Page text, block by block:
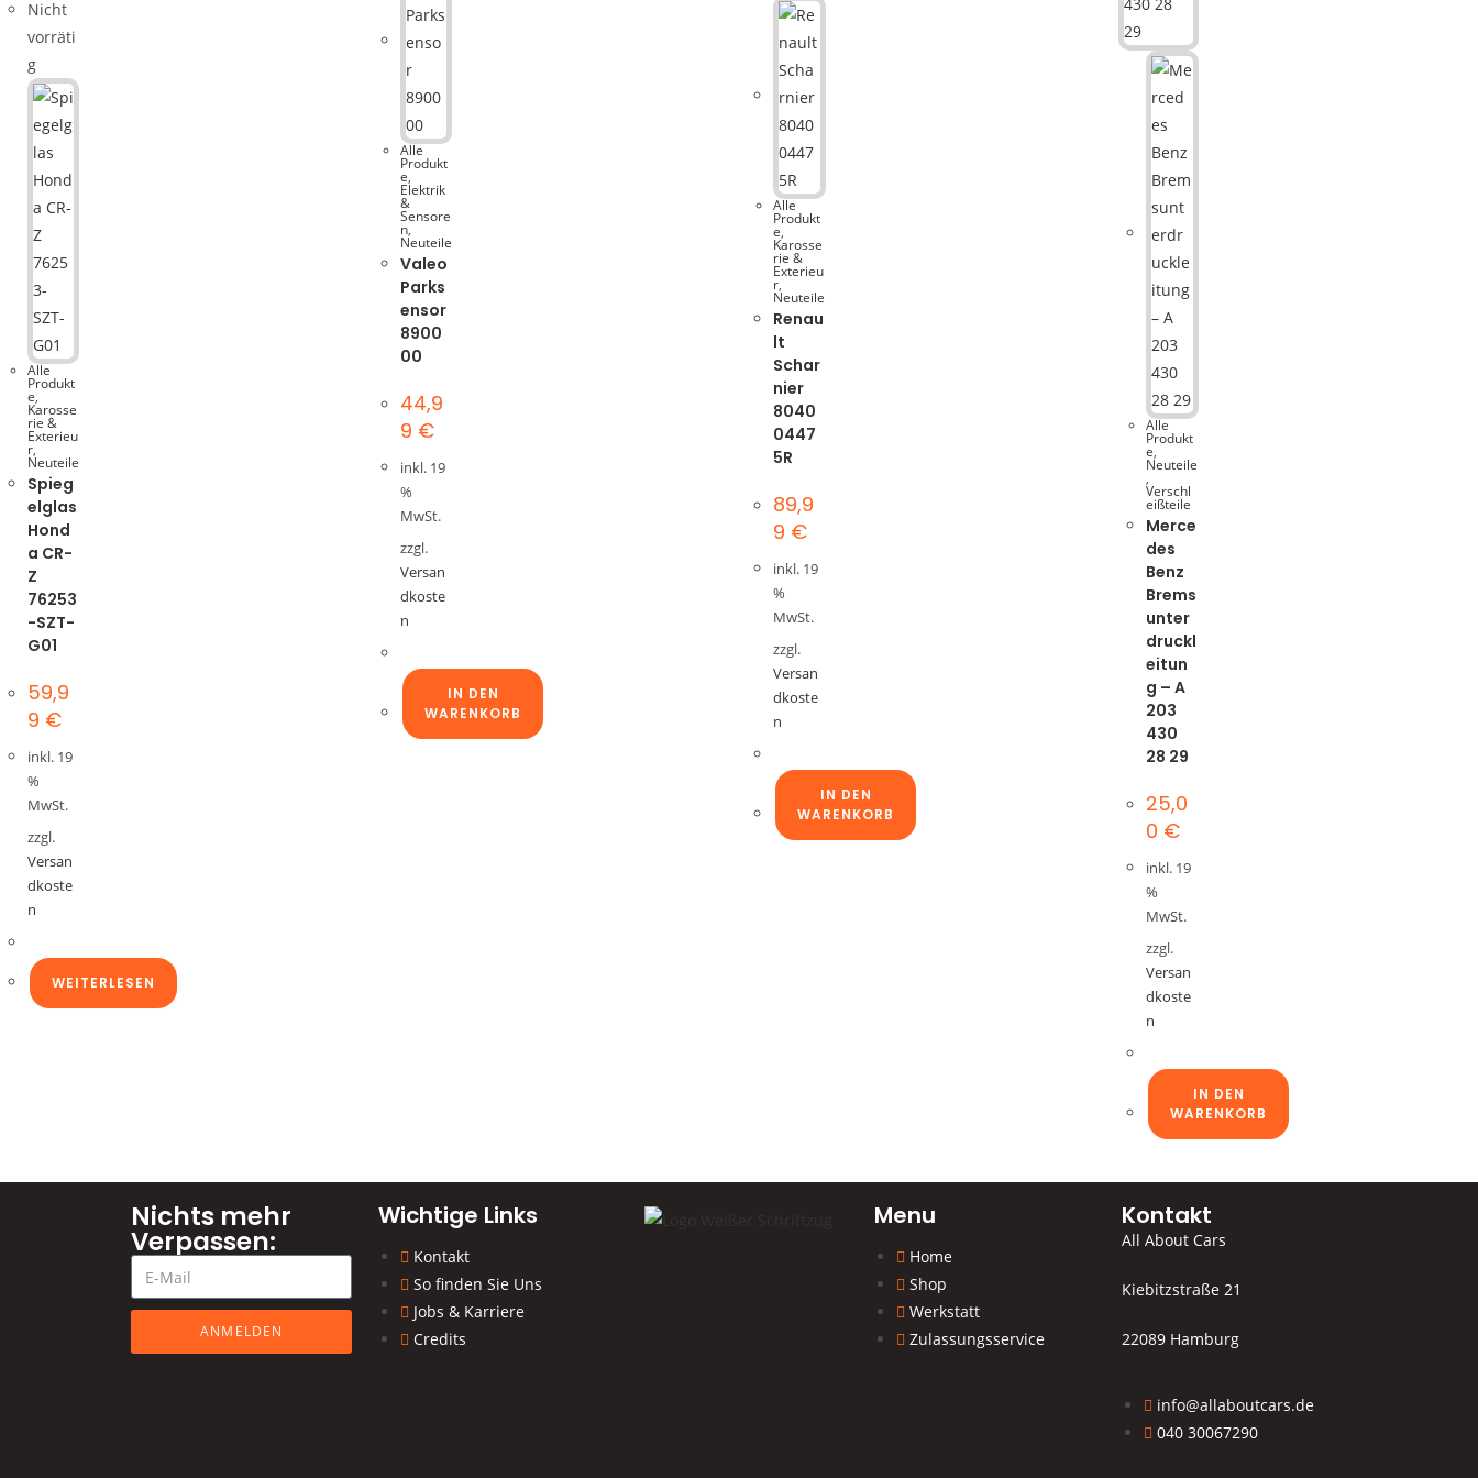
Nicht
vorräti
g
Alle
Produkt
e,
Karosse
rie &
Exterieu
r,
Neuteile
Spieg
elglas
Hond
a CR-
Z
76253
-SZT-
G01
59,9
9 €
inkl. 19
%
MwSt.
zzgl.
Versan
dkoste
n
WEITERLESEN
Alle
Produkt
e,
Elektrik
&
Sensore
n,
Neuteile
Valeo
Parks
ensor
8900
00
44,9
9 €
inkl. 19
%
MwSt.
zzgl.
Versan
dkoste
n
IN DEN
WARENKORB
Alle
Produkt
e,
Karosse
rie &
Exterieu
r,
Neuteile
Renau
lt
Schar
nier
8040
0447
5R
89,9
9 €
inkl. 19
%
MwSt.
zzgl.
Versan
dkoste
n
IN DEN
WARENKORB
Alle
Produkt
e,
Neuteile
,
Verschl
eißteile
Merce
des
Benz
Brems
unter
druckl
eitun
g – A
203
430
28 29
25,0
0 €
inkl. 19
%
MwSt.
zzgl.
Versan
dkoste
n
IN DEN
WARENKORB
Nichts mehr
Verpassen:
ANMELDEN
Wichtige Links
Kontakt
So finden Sie Uns
Jobs & Karriere
Credits
Menu
Home
Shop
Werkstatt
Zulassungsservice
Kontakt
All About Cars
Kiebitzstraße 21
22089 Hamburg
info@allaboutcars.de
040 30067290